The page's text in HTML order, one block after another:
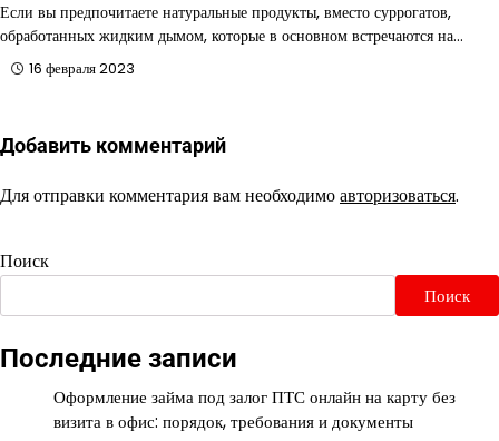
Если вы предпочитаете натуральные продукты, вместо суррогатов,
обработанных жидким дымом, которые в основном встречаются на…
16 февраля 2023
Добавить комментарий
Для отправки комментария вам необходимоавторизоваться.
Поиск
Поиск
Последние записи
Оформление займа под залог ПТС онлайн на карту без
визита в офис: порядок, требования и документы